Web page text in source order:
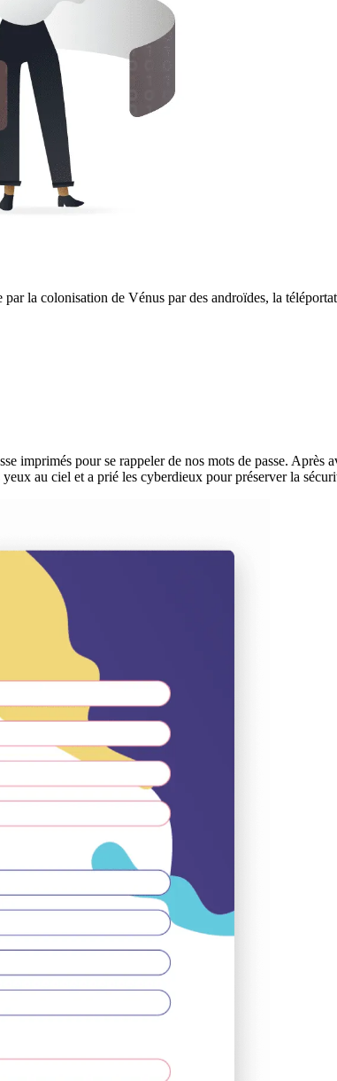
la colonisation de Vénus par des androïdes, la
imprimés pour se rappeler de nos mots de passe.
au ciel et a prié les cyberdieux pour préserver la